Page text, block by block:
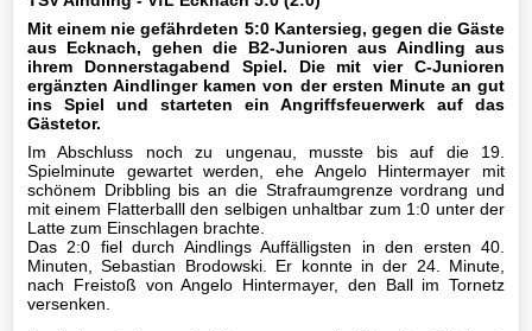
III-
Mannschaft
Seniorenfußball
Jugendfußball
A1-
Jugend
A2-
Jugend
Mit einem nie gefährdeten 5:0 Kantersieg, gegen die Gäste
aus Ecknach, gehen die B2-Junioren aus Aindling aus
ihrem Donnerstagabend Spiel. Die mit vier C-Junioren
ergänzten Aindlinger kamen von der ersten Minute an gut
ins Spiel und starteten ein Angriffsfeuerwerk auf das
Gästetor.
Im Abschluss noch zu ungenau, musste bis auf die 19.
Spielminute gewartet werden, ehe Angelo Hintermayer mit
schönem Dribbling bis an die Strafraumgrenze vordrang und
mit einem Flatterballl den selbigen unhaltbar zum 1:0 unter der
Latte zum Einschlagen brachte.
Das 2:0 fiel durch Aindlings Auffälligsten in den ersten 40.
Minuten, Sebastian Brodowski. Er konnte in der 24. Minute,
nach Freistoß von Angelo Hintermayer, den Ball im Tornetz
versenken.